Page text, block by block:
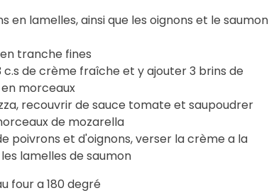
en lamelles, ainsi que les oignons et le saumon
tranche fines
de crème fraîche et y ajouter 3 brins de
morceaux
recouvrir de sauce tomate et saupoudrer
de mozarella
poivrons et d'oignons, verser la crème a la
lamelles de saumon
four a 180 degré